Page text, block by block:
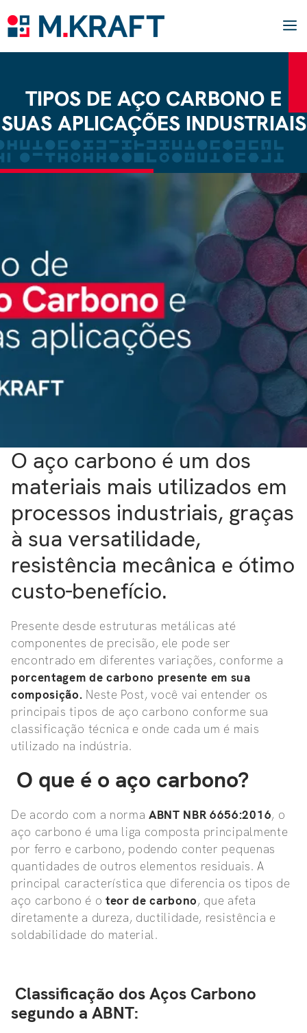
para
TIPOS DE AÇO CARBONO E
SUAS APLICAÇÕES INDUSTRIAIS
O aço carbono é um dos
materiais mais utilizados em
processos industriais, graças
à sua versatilidade,
resistência mecânica e ótimo
custo-benefício.
Presente desde estruturas metálicas até
componentes de precisão, ele pode ser
encontrado em diferentes variações, conforme a
porcentagem de carbono presente em sua
composição. Neste Post, você vai entender os
principais tipos de aço carbono conforme sua
classificação técnica e onde cada um é mais
utilizado na indústria.
O que é o aço carbono?
De acordo com a norma ABNT NBR 6656:2016, o
aço carbono é uma liga composta principalmente
por ferro e carbono, podendo conter pequenas
quantidades de outros elementos residuais. A
principal característica que diferencia os tipos de
aço carbono é o teor de carbono, que afeta
diretamente a dureza, ductilidade, resistência e
soldabilidade do material.
Classificação dos Aços Carbono
segundo a ABNT: